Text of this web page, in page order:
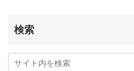
検索